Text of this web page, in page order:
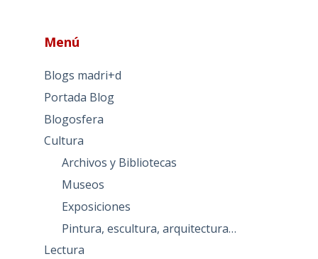
Menú
Blogs madri+d
Portada Blog
Blogosfera
Cultura
Archivos y Bibliotecas
Museos
Exposiciones
Pintura, escultura, arquitectura…
Lectura